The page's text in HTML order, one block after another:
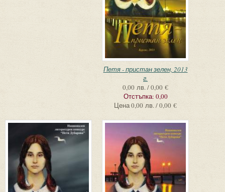
Петя - пристан зелен, 2013
г.
0,00 лв. / 0,00 €
Отстъпка: 0,00
Цена0,00 лв. / 0,00 €